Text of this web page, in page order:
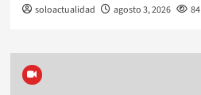
soloactualidad agosto 3, 2026 84